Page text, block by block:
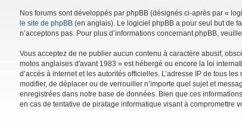
Nos forums sont développés par phpBB (désignés ci-après par «
le site de phpBB (en anglais). Le logiciel phpBB a pour seul but de
n’acceptons pas. Pour plus d’informations concernant phpBB,
Vous acceptez de ne publier aucun contenu à caractère abusif,
motos anglaises d'avant 1983 » est hébergé ou encore la loi
d’accès à internet et les autorités officielles. L’adresse IP de tous
modifier, de déplacer ou de verrouiller n’importe quel sujet et
enregistrées dans notre base de données. Bien que ces
en cas de tentative de piratage informatique visant à compromettre